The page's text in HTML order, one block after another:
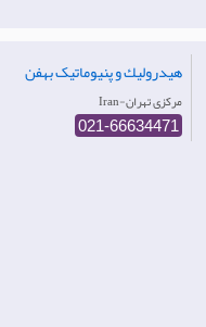
هیدرولیك و پنیوماتیک بهفن
Iran-مرکزی تهران
021-66634471